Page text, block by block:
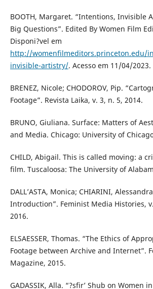
BOOTH, Margaret. “Intentions, Invisible
Big Questions”. Edited By Women Film
Disponi?vel em
http://womenfilmeditors.princeton.edu/
invisible-artistry/. Acesso em 11/04/2023.
BRENEZ, Nicole; CHODOROV, Pip.
Footage”. Revista Laika, v. 3, n. 5, 2014.
BRUNO, Giuliana. Surface: Matters of
and Media. Chicago: University of
CHILD, Abigail. This is called moving: a
film. Tuscaloosa: The University of
DALL’ASTA, Monica; CHIARINI,
Introduction”. Feminist Media Histories,
2016.
ELSAESSER, Thomas. “The Ethics of
Footage between Archive and Internet”.
Magazine, 2015.
GADASSIK, Alla. “?sfir’ Shub on Women